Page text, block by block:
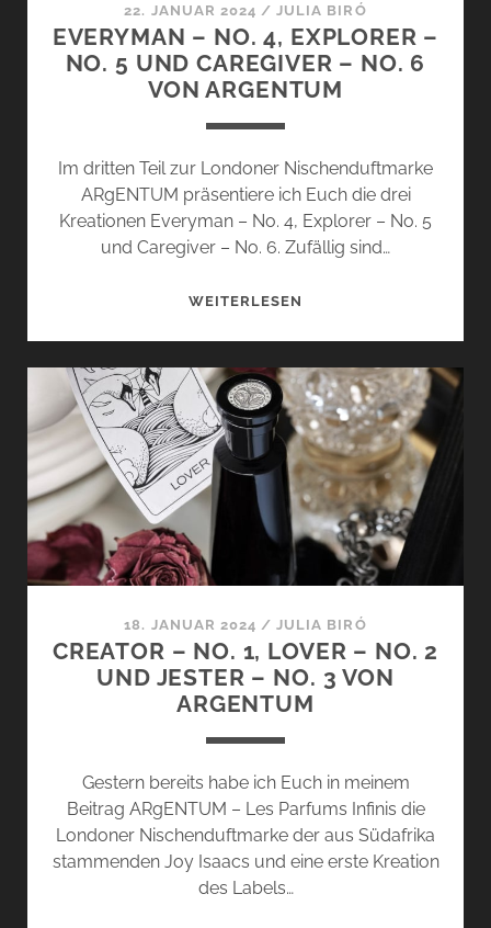
VON
ARGENTUM
22. JANUAR 2024 /JULIA BIRÓ
EVERYMAN – NO. 4, EXPLORER –
NO. 5 UND CAREGIVER – NO. 6
VON ARGENTUM
Im dritten Teil zur Londoner Nischenduftmarke
ARgENTUM präsentiere ich Euch die drei
Kreationen Everyman – No. 4, Explorer – No. 5
und Caregiver – No. 6. Zufällig sind…
WEITERLESEN
4,
EXPLORER
–
NO.
UND
CAREGIVER
NO.
VON
ARGENTUM
18. JANUAR 2024 /JULIA BIRÓ
CREATOR – NO. 1, LOVER – NO. 2
UND JESTER – NO. 3 VON
ARGENTUM
Gestern bereits habe ich Euch in meinem
Beitrag ARgENTUM – Les Parfums Infinis die
Londoner Nischenduftmarke der aus Südafrika
stammenden Joy Isaacs und eine erste Kreation
des Labels…